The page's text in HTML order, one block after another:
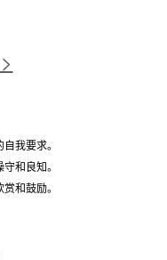
我要求。
和良知。
和鼓励。